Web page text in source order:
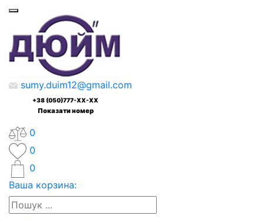
sumy.duim12@gmail.com
+38 (050)777-XX-XX
Показати номер
0
0
0
Ваша корзина: